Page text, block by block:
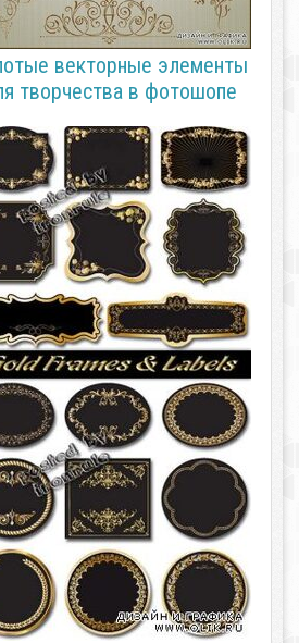
векторные элементы
творчества в фотошопе